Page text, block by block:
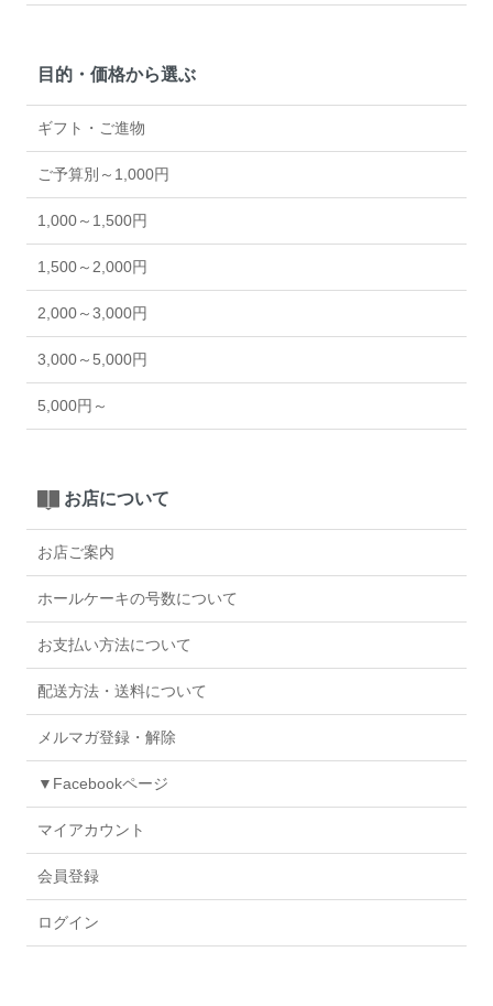
目的・価格から選ぶ
ギフト・ご進物
ご予算別～1,000円
1,000～1,500円
1,500～2,000円
2,000～3,000円
3,000～5,000円
5,000円～
お店について
お店ご案内
ホールケーキの号数について
お支払い方法について
配送方法・送料について
メルマガ登録・解除
▼Facebookページ
マイアカウント
会員登録
ログイン